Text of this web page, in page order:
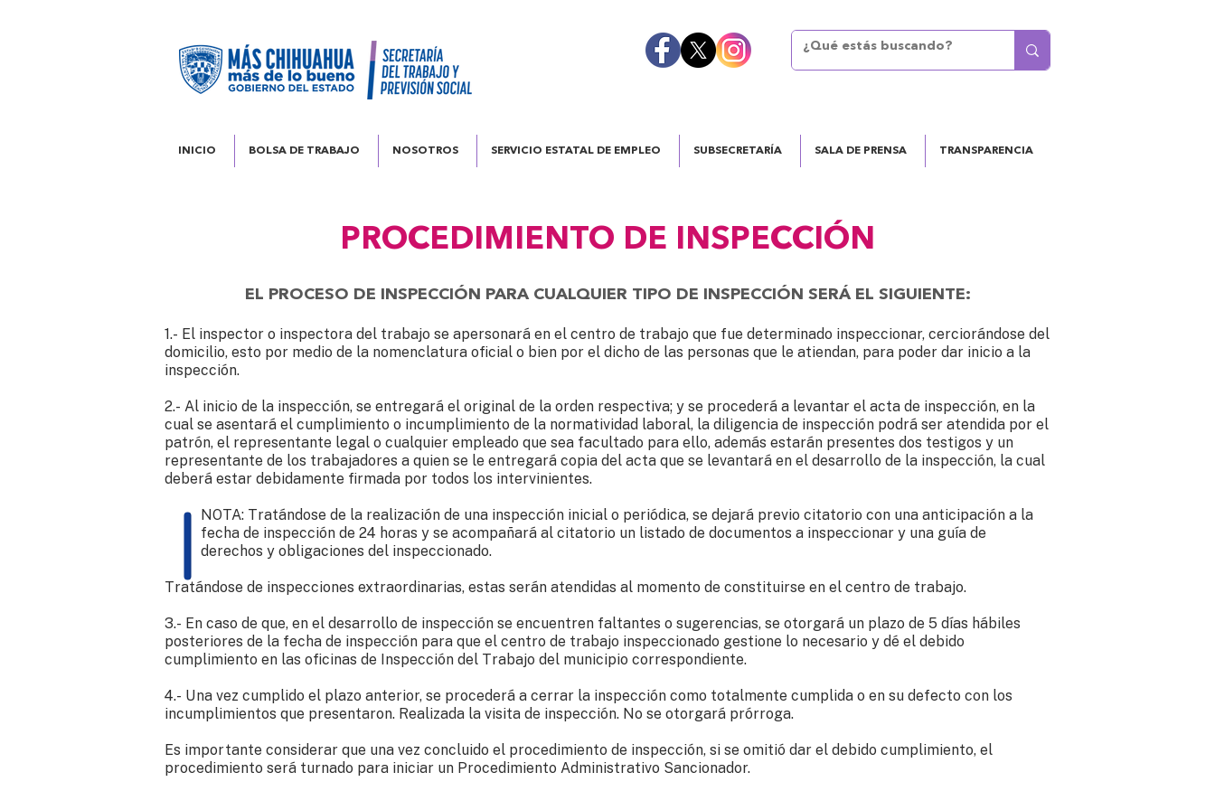
INICIO BOLSA DE TRABAJO NOSOTROS SERVICIO ESTATAL DE EMPLEO SUBSECRETARÍA SALA DE PRENSA TRANSPARENCIA
PROCEDIMIENTO DE INSPECCIÓN
EL PROCESO DE INSPECCIÓN PARA CUALQUIER TIPO DE INSPECCIÓN SERÁ EL SIGUIENTE:
1.- El inspector o inspectora del trabajo se apersonará en el centro de trabajo que fue determinado inspeccionar, cerciorándose del
domicilio, esto por medio de la nomenclatura oficial o bien por el dicho de las personas que le atiendan, para poder dar inicio a la
inspección.
2.- Al inicio de la inspección, se entregará el original de la orden respectiva; y se procederá a levantar el acta de inspección, en la
cual se asentará el cumplimiento o incumplimiento de la normatividad laboral, la diligencia de inspección podrá ser atendida por el
patrón, el representante legal o cualquier empleado que sea facultado para ello, además estarán presentes dos testigos y un
representante de los trabajadores a quien se le entregará copia del acta que se levantará en el desarrollo de la inspección, la cual
deberá estar debidamente firmada por todos los intervinientes.
NOTA: Tratándose de la realización de una inspección inicial o periódica, se dejará previo citatorio con una anticipación a la
fecha de inspección de 24 horas y se acompañará al citatorio un listado de documentos a inspeccionar y una guía de
derechos y obligaciones del inspeccionado.
Tratándose de inspecciones extraordinarias, estas serán atendidas al momento de constituirse en el centro de trabajo.
3.- En caso de que, en el desarrollo de inspección se encuentren faltantes o sugerencias, se otorgará un plazo de 5 días hábiles
posteriores de la fecha de inspección para que el centro de trabajo inspeccionado gestione lo necesario y dé el debido
cumplimiento en las oficinas de Inspección del Trabajo del municipio correspondiente.
4.- Una vez cumplido el plazo anterior, se procederá a cerrar la inspección como totalmente cumplida o en su defecto con los
incumplimientos que presentaron. Realizada la visita de inspección. No se otorgará prórroga.
Es importante considerar que una vez concluido el procedimiento de inspección, si se omitió dar el debido cumplimiento, el
procedimiento será turnado para iniciar un Procedimiento Administrativo Sancionador.